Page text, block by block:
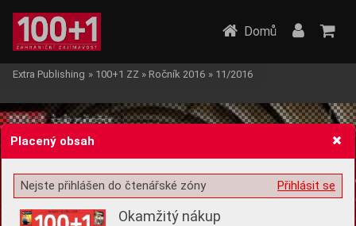
Žádost o souhlas s ukládáním volitelných informací
Domů
Extra Publishing » 100+1 ZZ » Ročník 2016 » 11/2016
Placený obsah
Přihlásit se
Nejste přihlášen do čtenářské zóny
Okamžitý nákup